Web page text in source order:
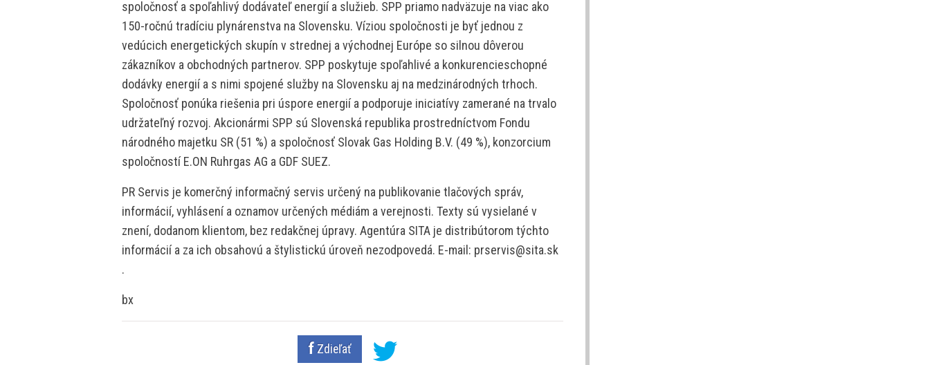
spoločnosť a spoľahlivý dodávateľ energií a služieb. SPP priamo nadväzuje na viac ako
150-ročnú tradíciu plynárenstva na Slovensku. Víziou spoločnosti je byť jednou z
vedúcich energetických skupín v strednej a východnej Európe so silnou dôverou
zákazníkov a obchodných partnerov. SPP poskytuje spoľahlivé a konkurencieschopné
dodávky energií a s nimi spojené služby na Slovensku aj na medzinárodných trhoch.
Spoločnosť ponúka riešenia pri úspore energií a podporuje iniciatívy zamerané na trvalo
udržateľný rozvoj. Akcionármi SPP sú Slovenská republika prostredníctvom Fondu
národného majetku SR (51 %) a spoločnosť Slovak Gas Holding B.V. (49 %), konzorcium
spoločností E.ON Ruhrgas AG a GDF SUEZ.
PR Servis je komerčný informačný servis určený na publikovanie tlačových správ,
informácií, vyhlásení a oznamov určených médiám a verejnosti. Texty sú vysielané v
znení, dodanom klientom, bez redakčnej úpravy. Agentúra SITA je distribútorom týchto
informácií a za ich obsahovú a štylistickú úroveň nezodpovedá. E-mail: prservis@sita.sk
.
bx
Zdieľať